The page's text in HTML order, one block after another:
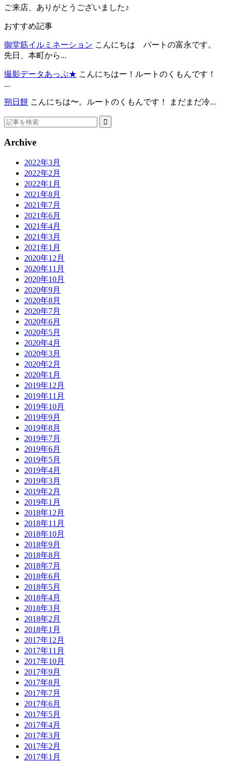
ご来店、ありがとうございました♪
おすすめ記事
御堂筋イルミネーション こんにちは パートの富永です。
先日、本町から...
撮影データあっぷ★ こんにちはー！ルートのくもんです！
...
朔日餅 こんにちは〜。ルートのくもんです！ まだまだ冷...
Archive
2022年3月
2022年2月
2022年1月
2021年8月
2021年7月
2021年6月
2021年4月
2021年3月
2021年1月
2020年12月
2020年11月
2020年10月
2020年9月
2020年8月
2020年7月
2020年6月
2020年5月
2020年4月
2020年3月
2020年2月
2020年1月
2019年12月
2019年11月
2019年10月
2019年9月
2019年8月
2019年7月
2019年6月
2019年5月
2019年4月
2019年3月
2019年2月
2019年1月
2018年12月
2018年11月
2018年10月
2018年9月
2018年8月
2018年7月
2018年6月
2018年5月
2018年4月
2018年3月
2018年2月
2018年1月
2017年12月
2017年11月
2017年10月
2017年9月
2017年8月
2017年7月
2017年6月
2017年5月
2017年4月
2017年3月
2017年2月
2017年1月